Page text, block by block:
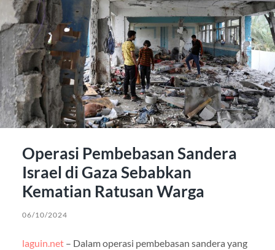
Operasi Pembebasan Sandera
Israel di Gaza Sebabkan
Kematian Ratusan Warga
06/10/2024
laguin.net– Dalam operasi pembebasan sandera yang